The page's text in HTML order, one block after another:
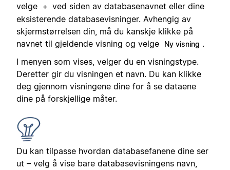
velge
+
ved siden av databasenavnet eller dine
eksisterende databasevisninger. Avhengig av
skjermstørrelsen din, må du kanskje klikke på
navnet til gjeldende visning og velge
Ny visning .
I menyen som vises, velger du en visningstype.
Deretter gir du visningen et navn. Du kan klikke
deg gjennom visningene dine for å se dataene
dine på forskjellige måter.
Du kan tilpasse hvordan databasefanene dine ser
ut – velg å vise bare databasevisningens navn,